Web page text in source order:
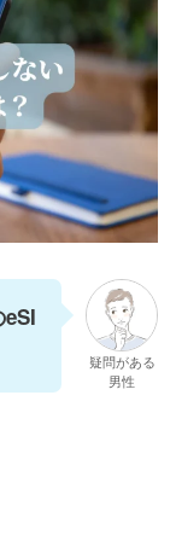
疑問がある
男性